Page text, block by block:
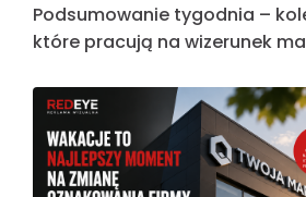
Podsumowanie tygodnia –
które pracują na wizerunek